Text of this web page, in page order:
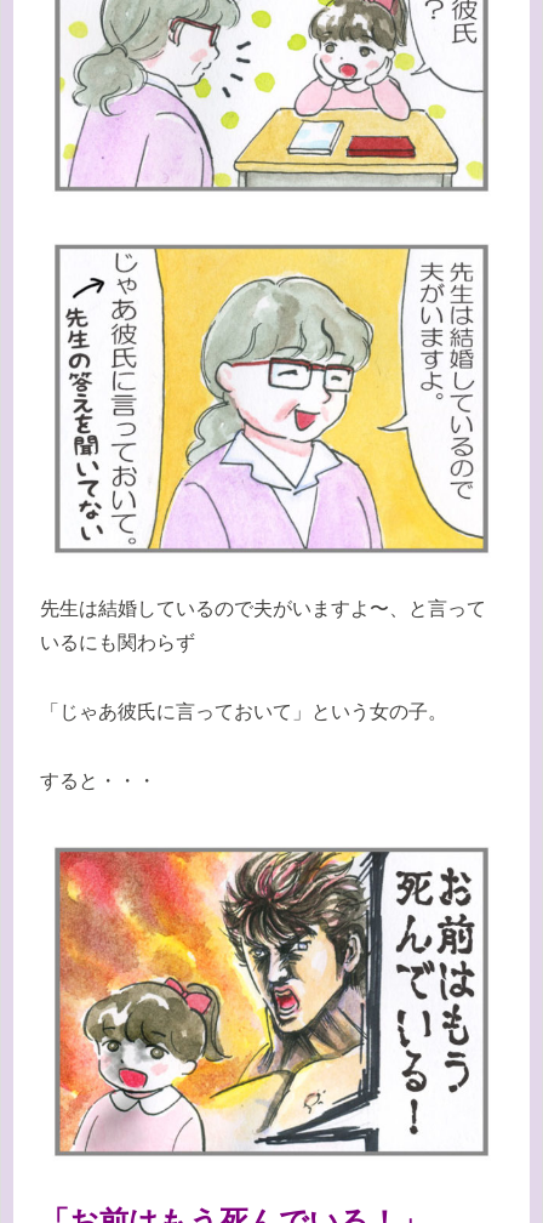
先生は結婚しているので夫がいますよ〜、と言って
いるにも関わらず
「じゃあ彼氏に言っておいて」という女の子。
すると・・・